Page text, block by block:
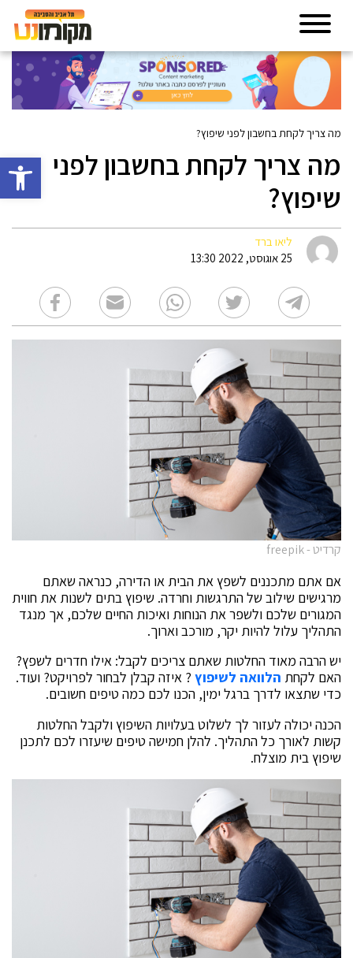
פתח
מה צריך לקחת בחשבון לפני שיפוץ?
מה צריך לקחת בחשבון לפני
שיפוץ?
ליאו ברד
25 אוגוסט, 2022 13:30
קרדיט - freepik
אם אתם מתכננים לשפץ את הבית או הדירה, כנראה שאתם
מרגישים שילוב של התרגשות וחרדה. שיפוץ בתים לשנות את חווית
המגורים שלכם ולשפר את הנוחות ואיכות החיים שלכם, אך מנגד
התהליך עלול להיות יקר, מורכב וארוך.
יש הרבה מאוד החלטות שאתם צריכים לקבל: אילו חדרים לשפץ?
האם לקחת הלוואה לשיפוץ ? איזה קבלן לבחור לפרויקט? ועוד.
כדי שתצאו לדרך ברגל ימין, הכנו לכם כמה טיפים חשובים.
הכנה יכולה לעזור לך לשלוט בעלויות השיפוץ ולקבל החלטות
קשות לאורך כל התהליך. להלן חמישה טיפים שיעזרו לכם לתכנן
שיפוץ בית מוצלח.